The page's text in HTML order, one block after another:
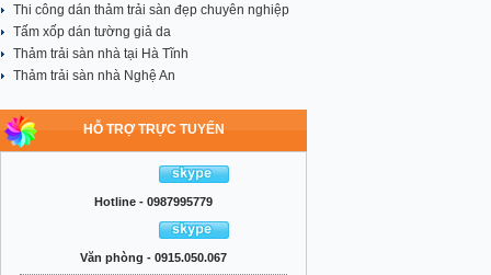
Thi công dán thảm trải sàn đẹp chuyên nghiệp
Tấm xốp dán tường giả da
Thảm trải sàn nhà tại Hà Tĩnh
Thảm trải sàn nhà Nghệ An
HỖ TRỢ TRỰC TUYẾN
Hotline - 0987995779
Văn phòng - 0915.050.067